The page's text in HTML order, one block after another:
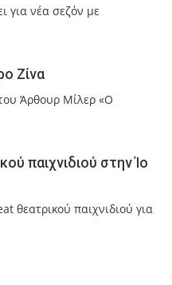
για νέα σεζόν με
Ζίνα
Άρθουρ Μίλερ «Ο
παιχνιδιού στην Ίο
θεατρικού παιχνιδιού για